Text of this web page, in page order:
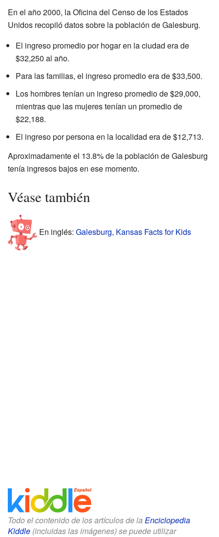
En el año 2000, la Oficina del Censo de los Estados
Unidos recopiló datos sobre la población de Galesburg.
El ingreso promedio por hogar en la ciudad era de
$32,250 al año.
Para las familias, el ingreso promedio era de $33,500.
Los hombres tenían un ingreso promedio de $29,000,
mientras que las mujeres tenían un promedio de
$22,188.
El ingreso por persona en la localidad era de $12,713.
Aproximadamente el 13.8% de la población de Galesburg
tenía ingresos bajos en ese momento.
Véase también
En inglés: Galesburg, Kansas Facts for Kids
Todo el contenido de los artículos de la Enciclopedia
Kiddle (incluidas las imágenes) se puede utilizar